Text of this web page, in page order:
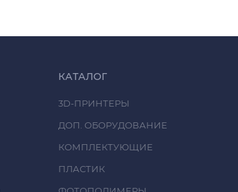
КАТАЛОГ
3D-ПРИНТЕРЫ
ДОП. ОБОРУДОВАНИЕ
КОМПЛЕКТУЮЩИЕ
ПЛАСТИК